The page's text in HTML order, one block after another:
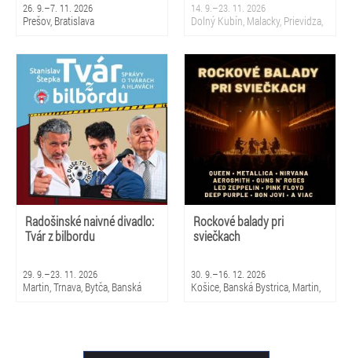
26. 9.–7. 11. 2026
Prešov, Bratislava
14. 9.–23. 11. 2026
Dolný Kubín, Malacky, Prievidza,
Dubnica, Partizánske, Topoľčany,
Bratislava
Radošinské naivné divadlo:
Tvár z bilbordu
29. 9.–23. 11. 2026
Martin, Trnava, Bytča, Banská
Rockové balady pri
sviečkach
30. 9.–16. 12. 2026
Košice, Banská Bystrica, Martin,
Žilina